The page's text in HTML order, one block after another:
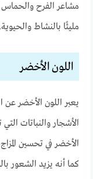
مشاعر الفرح
مليئًا بالنشاط والحيوية.
اللون الأخضر
يعبر اللون الأخضر عن
الأشجار والنباتات
الأخضر في تحسين
كما أنه يزيد الشعور